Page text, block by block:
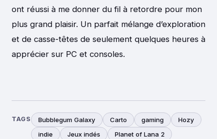
ont réussi à me donner du fil à retordre pour mon
plus grand plaisir. Un parfait mélange d’exploration
et de casse-têtes de seulement quelques heures à
apprécier sur PC et consoles.
TAGS Bubblegum Galaxy Carto gaming
Hozy
indie
Jeux indés
Planet of Lana 2